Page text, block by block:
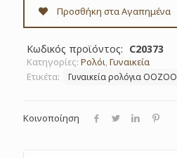
Προσθήκη στα Αγαπημένα
Κωδικός προϊόντος: C20373
Κατηγορίες: Ρολόι,Γυναικεία
Ετικέτα:
Γυναικεία ρολόγια OOZOO
Κοινοποίηση